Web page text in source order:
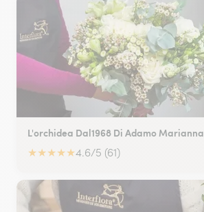
L'orchidea Dal1968 Di Adamo Marianna
★★★★★4.6/5 (61)